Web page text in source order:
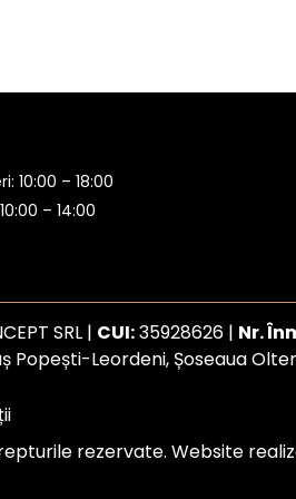
10:00 – 18:00
– 14:00
SRL | CUI:35928626 | Nr.
Popești-Leordeni, Șoseaua
rezervate. Website